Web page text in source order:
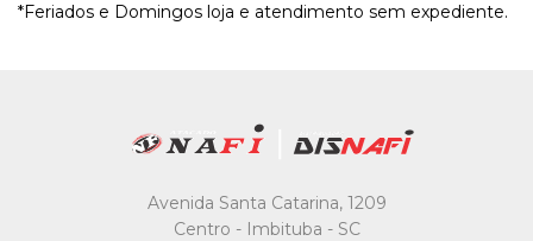
*Feriados e Domingos loja e atendimento sem expediente.
Avenida Santa Catarina, 1209
Centro - Imbituba - SC